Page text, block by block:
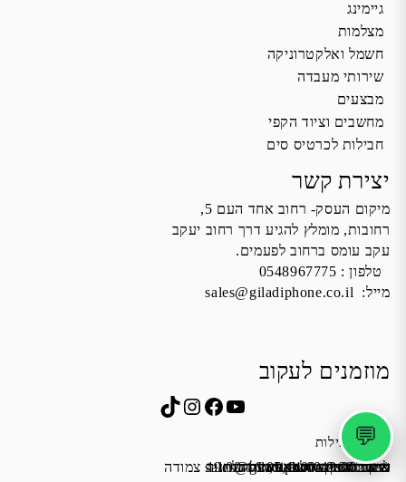
💬
גיימינג
מצלמות
חשמל ואלקטרוניקה
שירותי מעבדה
מבצעים
מחשבים וציוד הקפי
חבילות לכרטיס סים
יצירת קשר
מיקום העסק- רחוב אחד העם 5,
רחובות, מומלץ להגיע דרך רחוב יעקב
עקב עומס ברחוב לפעמים.
טלפון : 0548967775
מייל: sales@giladiphone.co.il
מוזמנים לעקוב
YouTube
Facebook
Instagram
TikTok
שעות פעילות
כתובת: אחד העם 5, רחובות
א׳-ה׳ 19:00-16:00,14:00-9:30
שישי 9:00-13:00
שבת סגור
מייל:sales@giladiphone.co.il
מיקום חנייה: יש אפשרות לחניה צמודה
לחנות התקשרו ואדאג לזה.
*נא להתקשר לפני הגעה